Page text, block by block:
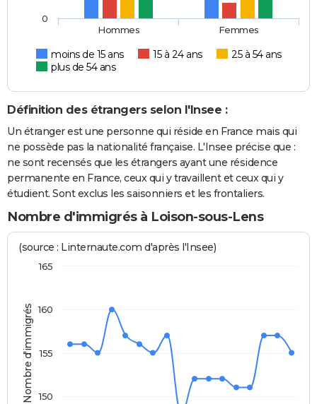
moins de 15 ans 15 à 24 ans
25 à 54 ans
plus de 54 ans
Hommes Femmes
0
Définition des étrangers selon l'Insee :
Un étranger est une personne qui réside en France mais qui
ne possède pas la nationalité française. L'Insee précise que :
ne sont recensés que les étrangers ayant une résidence
permanente en France, ceux qui y travaillent et ceux qui y
étudient. Sont exclus les saisonniers et les frontaliers.
Nombre d'immigrés à Loison-sous-Lens
Nombre d'immigrés
(source : Linternaute.com d'après l'Insee)
150
155
160
165